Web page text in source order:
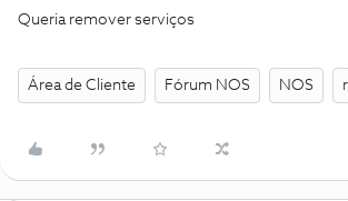
Queria remover serviços
Área de Cliente Fórum NOS NOS